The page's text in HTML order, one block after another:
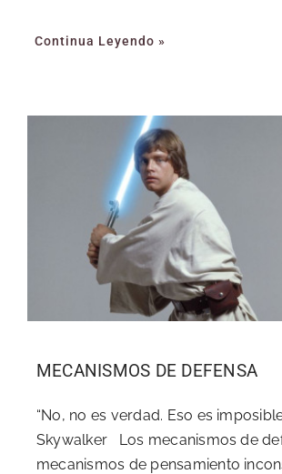
Continua Leyendo »
MECANISMOS DE DEFENSA
“No, no es verdad. Eso es
Skywalker Los mecanismos de
mecanismos de pensamiento